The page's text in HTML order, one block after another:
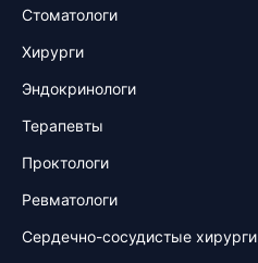
Стоматологи
Хирурги
Эндокринологи
Терапевты
Проктологи
Ревматологи
Сердечно-сосудистые хирурги